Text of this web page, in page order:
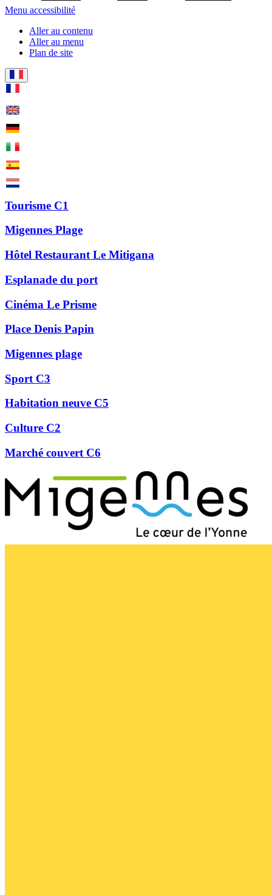
Menu accessibilité
Aller au contenu
Aller au menu
Plan de site
Tourisme C1
Migennes Plage
Hôtel Restaurant Le Mitigana
Esplanade du port
Cinéma Le Prisme
Place Denis Papin
Migennes plage
Sport C3
Habitation neuve C5
Culture C2
Marché couvert C6
Précédent
Suivant